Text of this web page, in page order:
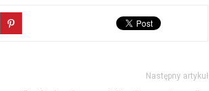
Następny artykuł